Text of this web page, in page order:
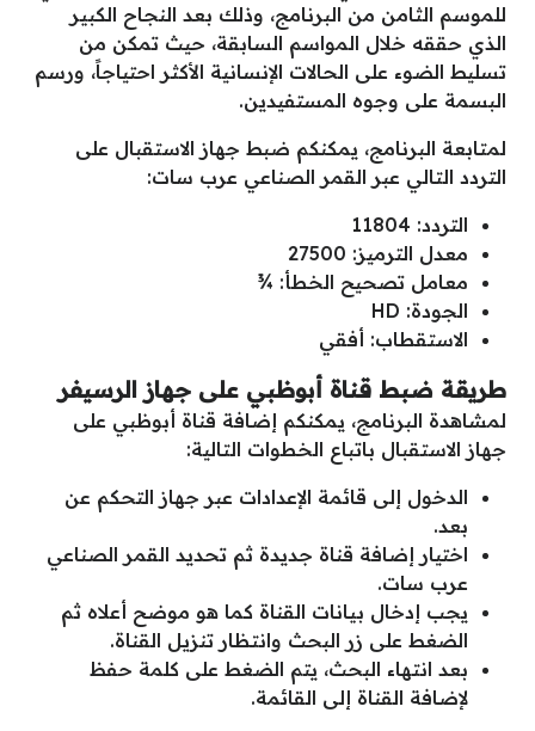
للموسم الثامن من البرنامج، وذلك بعد النجاح الكبير
الذي حققه خلال المواسم السابقة، حيث تمكن من
تسليط الضوء على الحالات الإنسانية الأكثر احتياجاً، ورسم
البسمة على وجوه المستفيدين.
لمتابعة البرنامج، يمكنكم ضبط جهاز الاستقبال على
التردد التالي عبر القمر الصناعي عرب سات:
التردد: 11804
معدل الترميز: 27500
معامل تصحيح الخطأ: ¾
الجودة: HD
الاستقطاب: أفقي
طريقة ضبط قناة أبوظبي على جهاز الرسيفر
لمشاهدة البرنامج، يمكنكم إضافة قناة أبوظبي على
جهاز الاستقبال باتباع الخطوات التالية:
الدخول إلى قائمة الإعدادات عبر جهاز التحكم عن
بعد.
اختيار إضافة قناة جديدة ثم تحديد القمر الصناعي
عرب سات.
يجب إدخال بيانات القناة كما هو موضح أعلاه ثم
الضغط على زر البحث وانتظار تنزيل القناة.
بعد انتهاء البحث، يتم الضغط على كلمة حفظ
لإضافة القناة إلى القائمة.